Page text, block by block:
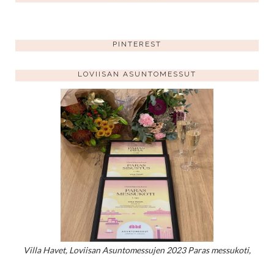
PINTEREST
LOVIISAN ASUNTOMESSUT
Villa Havet, Loviisan Asuntomessujen 2023 Paras messukoti,